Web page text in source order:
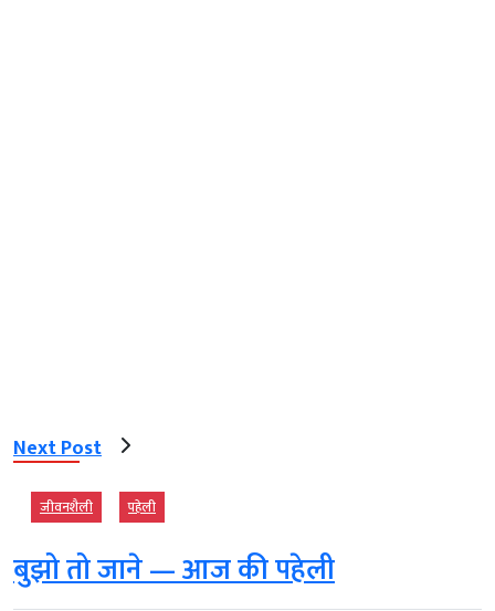
Next Post
जीवनशैली पहेली
बुझो तो जाने — आज की पहेली